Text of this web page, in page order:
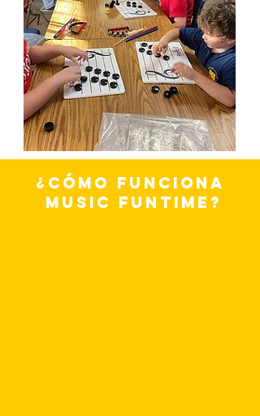
¿Cómo funciona
Music funTime?